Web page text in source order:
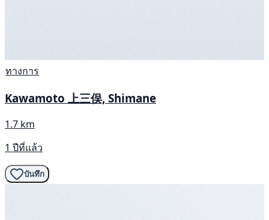
ทางการ
Kawamoto 上三俣, Shimane
1.7 km
1 ปีที่แล้ว
บันทึก